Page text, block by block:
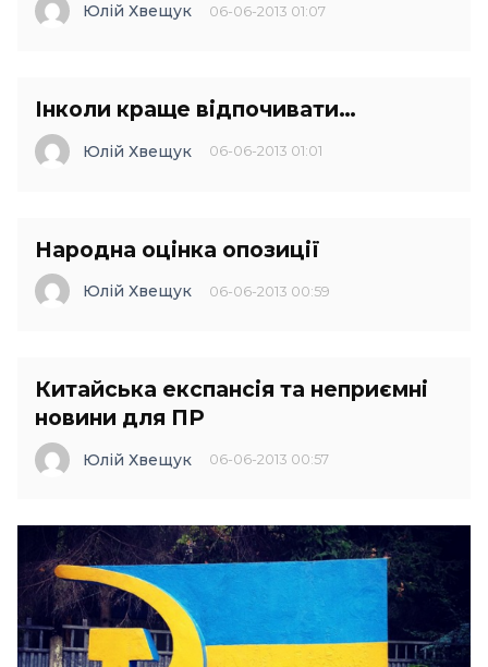
Юлій Хвещук 06-06-2013 01:07
Інколи краще відпочивати…
Юлій Хвещук 06-06-2013 01:01
Народна оцінка опозиції
Юлій Хвещук 06-06-2013 00:59
Китайська експансія та неприємні
новини для ПР
Юлій Хвещук 06-06-2013 00:57